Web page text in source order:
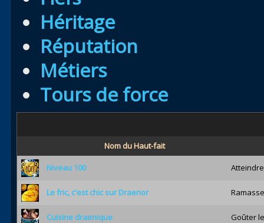
Héritage
Réputation
Métiers
Tours de force
Nom du Haut-fait
Niveau 100
Le fric, c'est chic sur Draenor
Cuisine draenique Goûter